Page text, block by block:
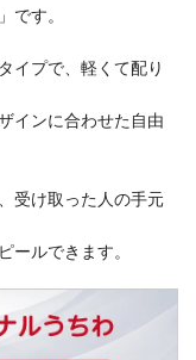
です。
イプで、軽くて配り
インに合わせた自由
受け取った人の手元
ールできます。